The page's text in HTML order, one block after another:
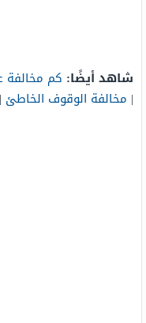
شاهد أيضًا: كم
| مخالفة الوقوف الخاطئ |